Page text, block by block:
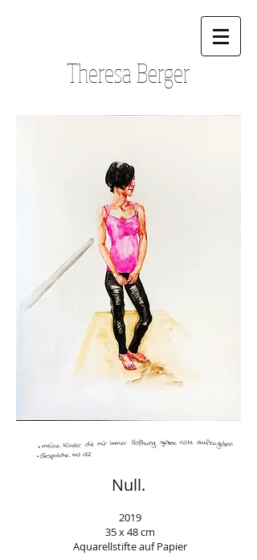
Theresa Berger
Null.
2019
35 x 48 cm
Aquarellstifte auf Papier